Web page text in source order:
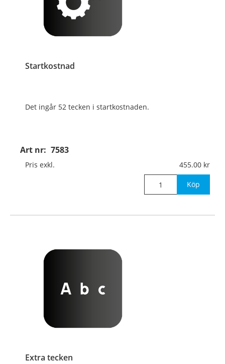
Startkostnad
Art nr: 7583
Det ingår 52 tecken i startkostnaden.
Pris exkl. 455.00
Köp
Extra tecken